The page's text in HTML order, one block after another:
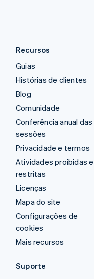
Recursos
Guias
Histórias de clientes
Blog
Comunidade
Conferência anual das
sessões
Privacidade e termos
Atividades proibidas e
restritas
Licenças
Mapa do site
Configurações de
cookies
Mais recursos
Suporte